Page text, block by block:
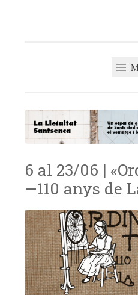
6 al 23/06 |
—110 anys de